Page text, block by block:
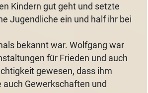
Kindern gut geht und setzte
Jugendliche ein und half ihr bei
bekannt war. Wolfgang war
für Frieden und auch
gewesen, dass ihm
auch Gewerkschaften und